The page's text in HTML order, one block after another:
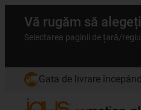
Vă rugăm să
Selectarea paginii de țară/
Gata de livrare